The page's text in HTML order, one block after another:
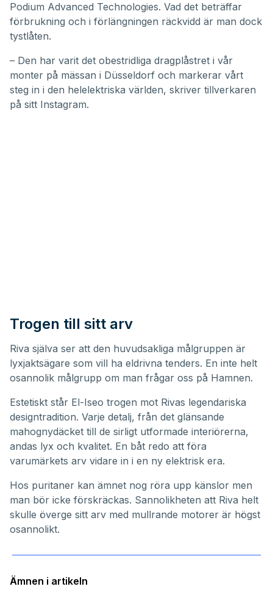
Podium Advanced Technologies. Vad det beträffar
förbrukning och i förlängningen räckvidd är man dock
tystlåten.
– Den har varit det obestridliga dragplåstret i vår
monter på mässan i Düsseldorf och markerar vårt
steg in i den helelektriska världen, skriver tillverkaren
på sitt Instagram.
Trogen till sitt arv
Riva själva ser att den huvudsakliga målgruppen är
lyxjaktsägare som vill ha eldrivna tenders. En inte helt
osannolik målgrupp om man frågar oss på Hamnen.
Estetiskt står El-Iseo trogen mot Rivas legendariska
designtradition. Varje detalj, från det glänsande
mahognydäcket till de sirligt utformade interiörerna,
andas lyx och kvalitet. En båt redo att föra
varumärkets arv vidare in i en ny elektrisk era.
Hos puritaner kan ämnet nog röra upp känslor men
man bör icke förskräckas. Sannolikheten att Riva helt
skulle överge sitt arv med mullrande motorer är högst
osannolikt.
Ämnen i artikeln